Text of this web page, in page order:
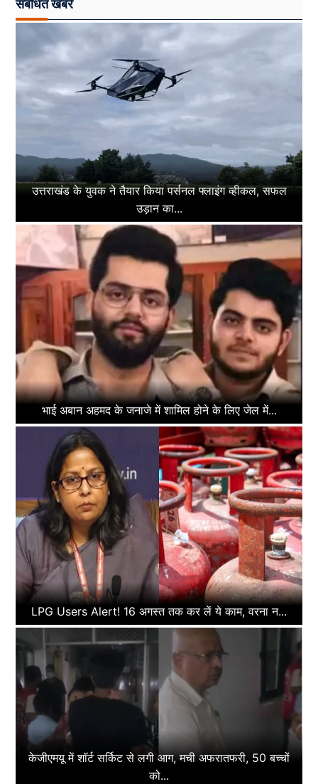
संबंधित खबरें
उत्तराखंड के युवक ने तैयार किया पर्सनल फ्लाइंग व्हीकल, सफल
उड़ान का...
भाई अबान अहमद के जनाजे में शामिल होने के लिए जेल में...
LPG Users Alert! 16 अगस्त तक कर लें ये काम, वरना न...
केजीएमयू में शॉर्ट सर्किट से लगी आग, मची अफरातफरी, 50 बच्चों
को...